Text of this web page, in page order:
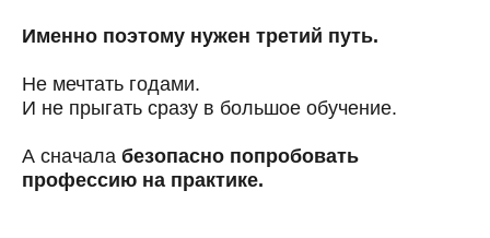
Именно поэтому нужен третий путь.
Не мечтать годами.
И не прыгать сразу в большое обучение.
А сначала безопасно попробовать
профессию на практике.